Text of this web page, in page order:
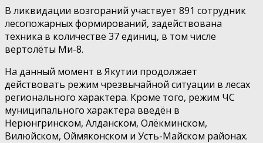
В ликвидации возгораний участвует 891 сотрудник
лесопожарных формирований, задействована
техника в количестве 37 единиц, в том числе
вертолёты Ми-8.
На данный момент в Якутии продолжает
действовать режим чрезвычайной ситуации в лесах
регионального характера. Кроме того, режим ЧС
муниципального характера введён в
Нерюнгринском, Алданском, Олёкминском,
Вилюйском, Оймяконском и Усть-Майском районах.